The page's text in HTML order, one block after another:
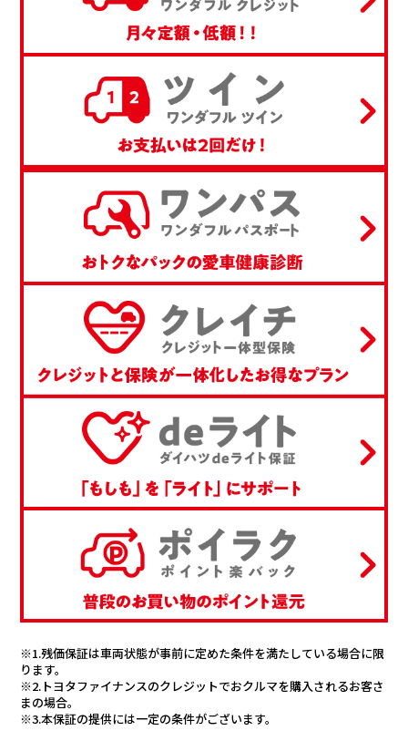
※1.残価保証は車両状態が事前に定めた条件を満たしている場合に限
ります。
※2.トヨタファイナンスのクレジットでおクルマを購入されるお客さ
まの場合。
※3.本保証の提供には一定の条件がございます。